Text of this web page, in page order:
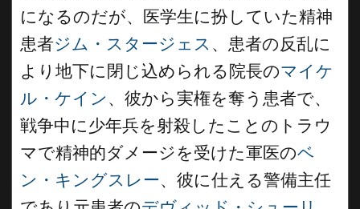
になるのだが、医学生に扮していた精神
患者ジム・スタージェス 、患者の反乱に
より地下に閉じ込められる院長のマイケ
ル・ケイン 、彼から実権を奪う患者で、
戦争中に少年兵を射殺したことのトラウ
マで精神的ダメージを受けた軍医のベ
ン・キングスレー、彼に仕える警備主任